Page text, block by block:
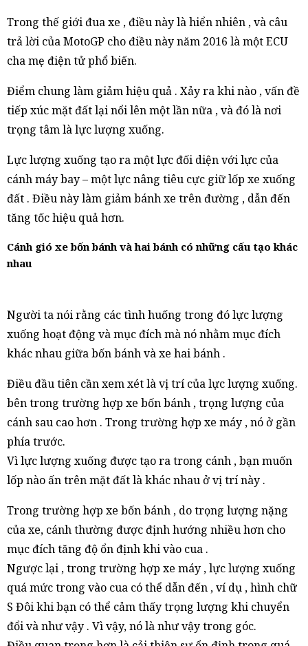
Trong thế giới đua xe , điều này là hiển nhiên , và câu
trả lời của MotoGP cho điều này năm 2016 là một ECU
cha mẹ điện tử phổ biến.
Điểm chung làm giảm hiệu quả . Xảy ra khi nào , vấn đề
tiếp xúc mặt đất lại nổi lên một lần nữa , và đó là nơi
trọng tâm là lực lượng xuống.
Lực lượng xuống tạo ra một lực đối diện với lực của
cánh máy bay – một lực nâng tiêu cực giữ lốp xe xuống
đất . Điều này làm giảm bánh xe trên đường , dẫn đến
tăng tốc hiệu quả hơn.
Cánh gió xe bốn bánh và hai bánh có những cấu tạo khác
nhau
Người ta nói rằng các tình huống trong đó lực lượng
xuống hoạt động và mục đích mà nó nhằm mục đích
khác nhau giữa bốn bánh và xe hai bánh .
Điều đầu tiên cần xem xét là vị trí của lực lượng xuống.
bên trong trường hợp xe bốn bánh , trọng lượng của
cánh sau cao hơn . Trong trường hợp xe máy , nó ở gần
phía trước.
Vì lực lượng xuống được tạo ra trong cánh , bạn muốn
lốp nào ấn trên mặt đất là khác nhau ở vị trí này .
Trong trường hợp xe bốn bánh , do trọng lượng nặng
của xe, cánh thường được định hướng nhiều hơn cho
mục đích tăng độ ổn định khi vào cua .
Ngược lại , trong trường hợp xe máy , lực lượng xuống
quá mức trong vào cua có thể dẫn đến , ví dụ , hình chữ
S Đôi khi bạn có thể cảm thấy trọng lượng khi chuyển
đổi và như vậy . Vì vậy, nó là như vậy trong góc.